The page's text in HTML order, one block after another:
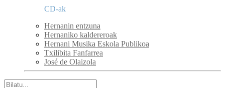
CD-ak
Hernanin entzuna
Hernaniko kaldereroak
Hernani Musika Eskola Publikoa
Txilibita Fanfarrea
José de Olaizola